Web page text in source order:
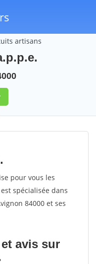
artisans
pour vous les
spécialisée dans
84000 et ses
avis sur